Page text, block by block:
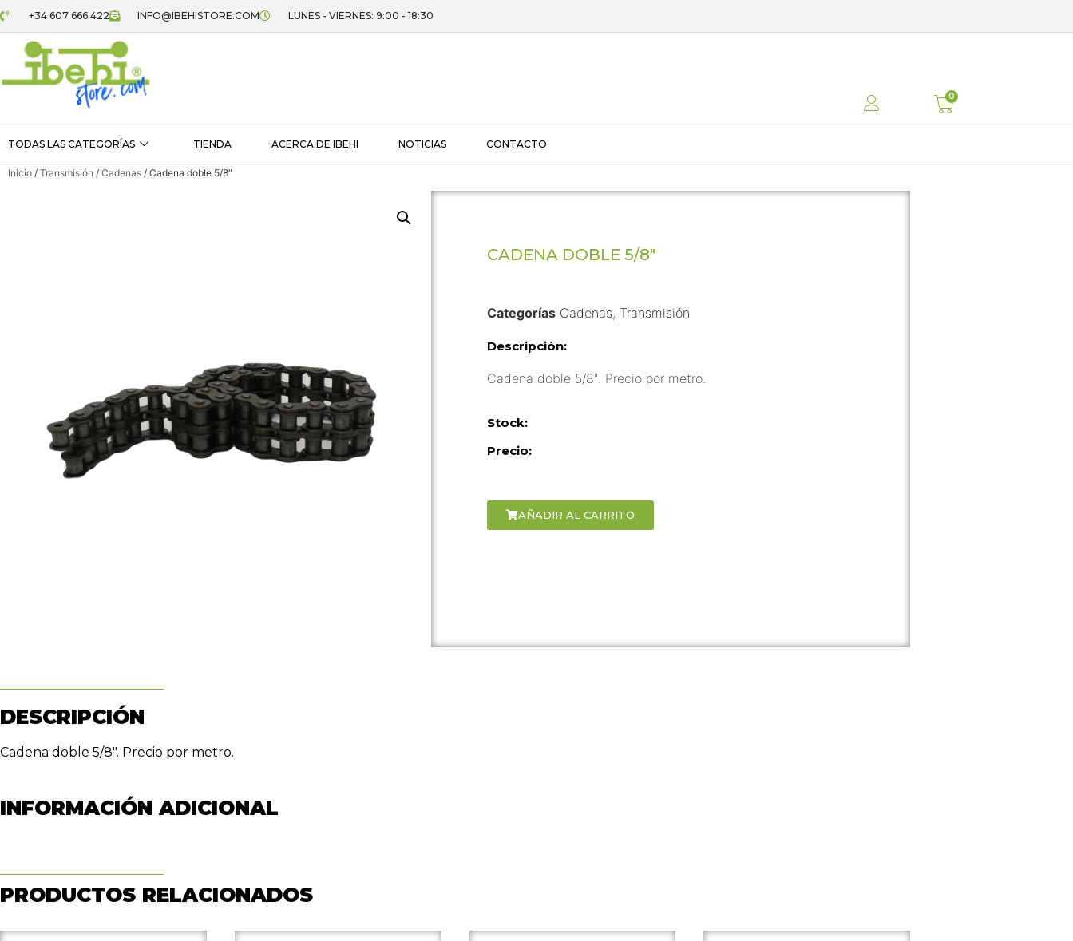
+34 607 666 422 INFO@IBEHISTORE.COM LUNES - VIERNES: 9:00 - 18:30
TODAS LAS CATEGORÍAS TIENDA ACERCA DE IBEHI NOTICIAS CONTACTO
Inicio / Transmisión / Cadenas / Cadena doble 5/8″
CADENA DOBLE 5/8"
Categorías Cadenas, Transmisión
Descripción:
Cadena doble 5/8″. Precio por metro.
Stock:
Precio:
AÑADIR AL CARRITO
DESCRIPCIÓN
Cadena doble 5/8″. Precio por metro.
INFORMACIÓN ADICIONAL
PRODUCTOS RELACIONADOS